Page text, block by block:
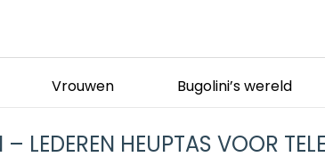
Vrouwen Bugolini’s wereld
LEDEREN HEUPTAS VOOR